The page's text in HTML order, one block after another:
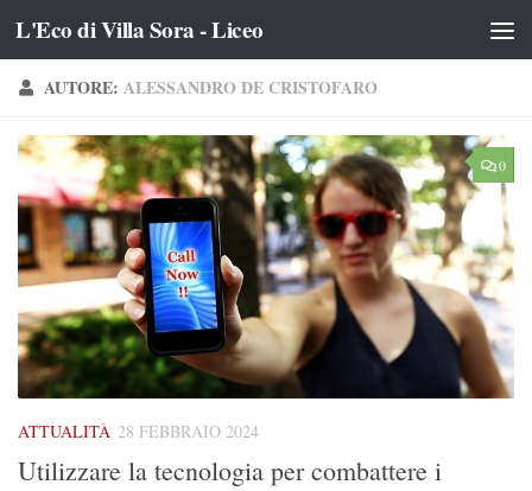
Salta al contenuto
L'Eco di Villa Sora - Liceo
AUTORE: ALESSANDRO DE CRISTOFARO
0
ATTUALITÀ 28 FEBBRAIO 2024
Utilizzare la tecnologia per combattere i